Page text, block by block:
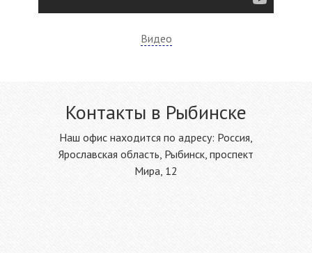
Видео
Контакты в Рыбинске
Наш офис находится по адресу: Россия,
Ярославская область, Рыбинск, проспект
Мира, 12